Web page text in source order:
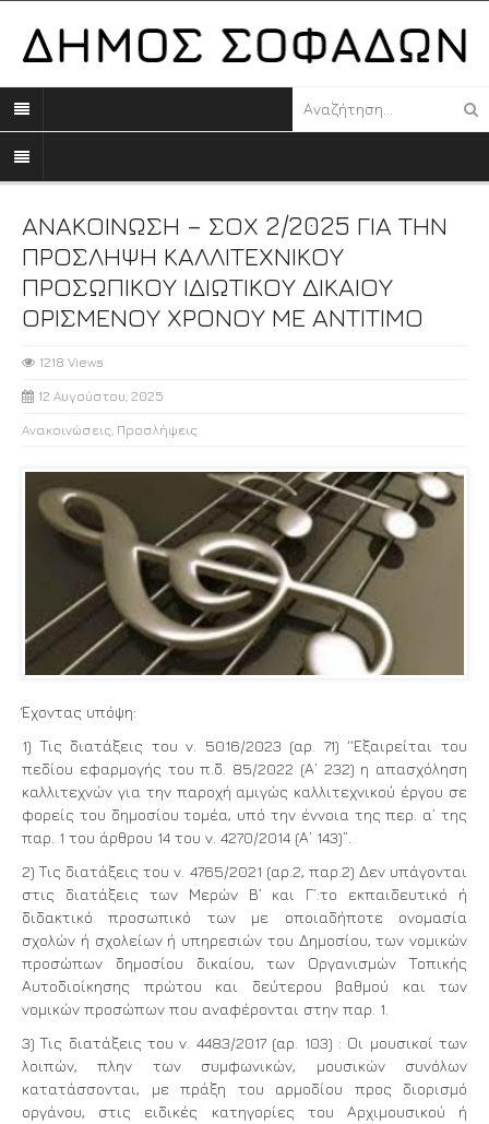
ΑΝΑΚΟΙΝΩΣΗ – ΣΟΧ 2/2025 ΓΙΑ ΤΗΝ
ΠΡΟΣΛΗΨΗ ΚΑΛΛΙΤΕΧΝΙΚΟΥ
ΠΡΟΣΩΠΙΚΟΥ ΙΔΙΩΤΙΚΟΥ ΔΙΚΑΙΟΥ
ΟΡΙΣΜΕΝΟΥ ΧΡΟΝΟΥ ΜΕ ΑΝΤΙΤΙΜΟ
1218 Views
12 Αυγούστου, 2025
Ανακοινώσεις Προσλήψεις
Έχοντας υπόψη:
1) Τις διατάξεις του ν. 5016/2023 (αρ. 71)΄΄Εξαιρείται του
πεδίου εφαρμογής του π.δ. 85/2022 (Α’ 232) η απασχόληση
καλλιτεχνών για την παροχή αμιγώς καλλιτεχνικού έργου σε
φορείς του δημοσίου τομέα, υπό την έννοια της περ. α’ της
παρ. 1 του άρθρου 14 του ν. 4270/2014 (Α’ 143)”.
2) Τις διατάξεις του ν. 4765/2021 (αρ.2, παρ.2) Δεν υπάγονται
στις διατάξεις των Μερών Β’ και Γ’:το εκπαιδευτικό ή
διδακτικό προσωπικό των με οποιαδήποτε ονομασία
σχολών ή σχολείων ή υπηρεσιών του Δημοσίου, των νομικών
προσώπων δημοσίου δικαίου, των Οργανισμών Τοπικής
Αυτοδιοίκησης πρώτου και δεύτερου βαθμού και των
νομικών προσώπων που αναφέρονται στην παρ. 1.
3) Τις διατάξεις του ν. 4483/2017 (αρ. 103) : Οι μουσικοί των
λοιπών, πλην των συμφωνικών, μουσικών συνόλων
κατατάσσονται, με πράξη του αρμοδίου προς διορισμό
οργάνου, στις ειδικές κατηγορίες του Αρχιμουσικού ή